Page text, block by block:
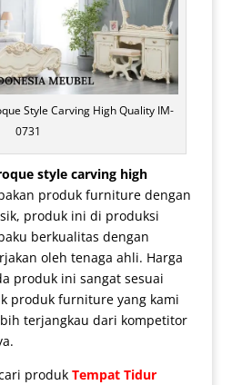
Style Carving High Quality IM-
0731
style carving high
produk furniture dengan
produk ini di produksi
berkualitas dengan
oleh tenaga ahli. Harga
produk ini sangat sesuai
produk furniture yang kami
terjangkau dari kompetitor
produk Tempat Tidur